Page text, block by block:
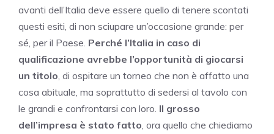
avanti dell’Italia deve essere quello di tenere scontati
questi esiti, di non sciupare un’occasione grande: per
sé, per il Paese. Perché l’Italia in caso di
qualificazione avrebbe l’opportunità di giocarsi
un titolo, di ospitare un torneo che non è affatto una
cosa abituale, ma soprattutto di sedersi al tavolo con
le grandi e confrontarsi con loro. Il grosso
dell’impresa è stato fatto, ora quello che chiediamo